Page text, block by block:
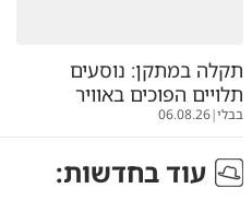
תקלה במתקן: נוסעים
תלויים הפוכים באוויר
בבלי|
06.08.26
עוד בחדשות: